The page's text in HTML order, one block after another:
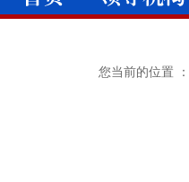
您当前的位置 ：